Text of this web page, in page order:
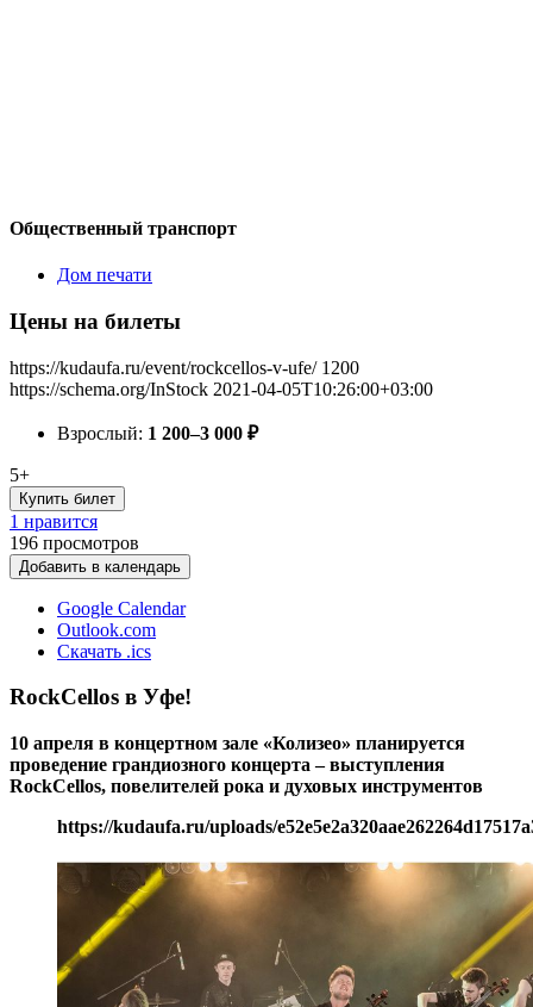
Общественный транспорт
Дом печати
Цены на билеты
https://kudaufa.ru/event/rockcellos-v-ufe/ 1200
https://schema.org/InStock 2021-04-05T10:26:00+03:00
Взрослый: 1 200–3 000 ₽
5+
Купить билет
1 нравится
196 просмотров
Добавить в календарь
Google Calendar
Outlook.com
Скачать .ics
RockCellos в Уфе!
10 апреля в концертном зале «Колизео» планируется
проведение грандиозного концерта – выступления
RockCellos, повелителей рока и духовых инструментов
https://kudaufa.ru/uploads/